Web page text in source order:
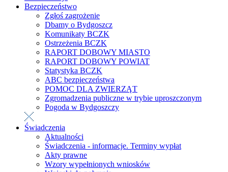
Bezpieczeństwo
Zgłoś zagrożenie
Dbamy o Bydgoszcz
Komunikaty BCZK
Ostrzeżenia BCZK
RAPORT DOBOWY MIASTO
RAPORT DOBOWY POWIAT
Statystyka BCZK
ABC bezpieczeństwa
POMOC DLA ZWIERZĄT
Zgromadzenia publiczne w trybie uproszczonym
Pogoda w Bydgoszczy
Świadczenia
Aktualności
Świadczenia - informacje. Terminy wypłat
Akty prawne
Wzory wypełnionych wniosków